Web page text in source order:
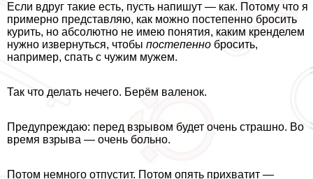
Если вдруг такие есть, пусть напишут — как. Потому что я
примерно представляю, как можно постепенно бросить
курить, но абсолютно не имею понятия, каким кренделем
нужно извернуться, чтобы постепенно бросить,
например, спать с чужим мужем.
Так что делать нечего. Берём валенок.
Предупреждаю: перед взрывом будет очень страшно. Во
время взрыва — очень больно.
Потом немного отпустит. Потом опять прихватит —